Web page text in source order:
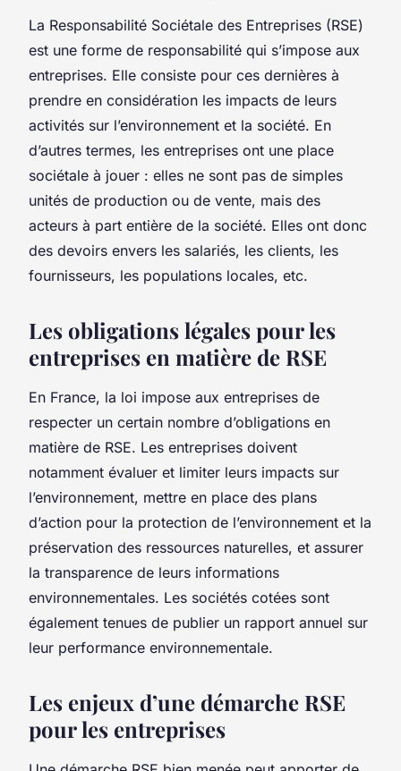
La Responsabilité Sociétale des Entreprises (RSE)
est une forme de responsabilité qui s’impose aux
entreprises. Elle consiste pour ces dernières à
prendre en considération les impacts de leurs
activités sur l’environnement et la société. En
d’autres termes, les entreprises ont une place
sociétale à jouer : elles ne sont pas de simples
unités de production ou de vente, mais des
acteurs à part entière de la société. Elles ont donc
des devoirs envers les salariés, les clients, les
fournisseurs, les populations locales, etc.
Les obligations légales pour les
entreprises en matière de RSE
En France, la loi impose aux entreprises de
respecter un certain nombre d’obligations en
matière de RSE. Les entreprises doivent
notamment évaluer et limiter leurs impacts sur
l’environnement, mettre en place des plans
d’action pour la protection de l’environnement et la
préservation des ressources naturelles, et assurer
la transparence de leurs informations
environnementales. Les sociétés cotées sont
également tenues de publier un rapport annuel sur
leur performance environnementale.
Les enjeux d’une démarche RSE
pour les entreprises